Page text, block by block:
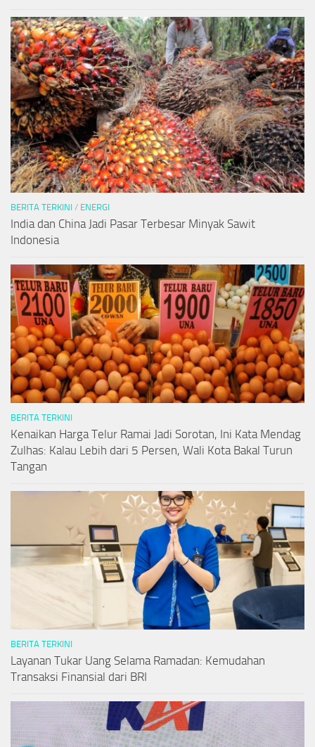
BERITA TERKINI / ENERGI
India dan China Jadi Pasar Terbesar Minyak Sawit
Indonesia
BERITA TERKINI
Kenaikan Harga Telur Ramai Jadi Sorotan, Ini Kata Mendag
Zulhas: Kalau Lebih dari 5 Persen, Wali Kota Bakal Turun
Tangan
BERITA TERKINI
Layanan Tukar Uang Selama Ramadan: Kemudahan
Transaksi Finansial dari BRI